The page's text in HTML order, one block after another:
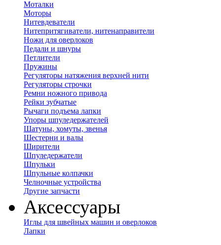
Моталки
Моторы
Нитевдеватели
Нитепритягиватели, нитенаправители
Ножи для оверлоков
Педали и шнуры
Петлители
Пружины
Регуляторы натяжения верхней нити
Регуляторы строчки
Ремни ножного привода
Рейки зубчатые
Рычаги подъема лапки
Упоры шпуледержателей
Шатуны, хомуты, звенья
Шестерни и валы
Ширители
Шпуледержатели
Шпульки
Шпульные колпачки
Челночные устройства
Другие запчасти
Аксессуары
Иглы для швейных машин и оверлоков
Лапки